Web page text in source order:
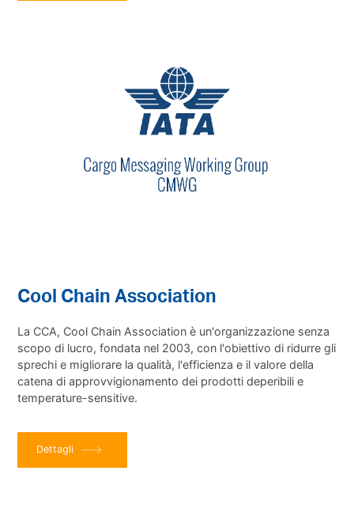
Cool Chain Association
La CCA, Cool Chain Association è un'organizzazione senza
scopo di lucro, fondata nel 2003, con l'obiettivo di ridurre gli
sprechi e migliorare la qualità, l'efficienza e il valore della
catena di approvvigionamento dei prodotti deperibili e
temperature-sensitive.
Dettagli